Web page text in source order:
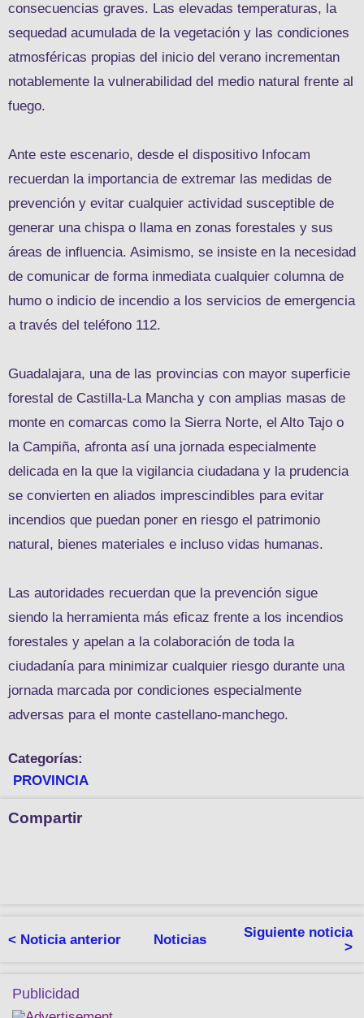
consecuencias graves. Las elevadas temperaturas, la
sequedad acumulada de la vegetación y las condiciones
atmosféricas propias del inicio del verano incrementan
notablemente la vulnerabilidad del medio natural frente al
fuego.
Ante este escenario, desde el dispositivo Infocam
recuerdan la importancia de extremar las medidas de
prevención y evitar cualquier actividad susceptible de
generar una chispa o llama en zonas forestales y sus
áreas de influencia. Asimismo, se insiste en la necesidad
de comunicar de forma inmediata cualquier columna de
humo o indicio de incendio a los servicios de emergencia
a través del teléfono 112.
Guadalajara, una de las provincias con mayor superficie
forestal de Castilla-La Mancha y con amplias masas de
monte en comarcas como la Sierra Norte, el Alto Tajo o
la Campiña, afronta así una jornada especialmente
delicada en la que la vigilancia ciudadana y la prudencia
se convierten en aliados imprescindibles para evitar
incendios que puedan poner en riesgo el patrimonio
natural, bienes materiales e incluso vidas humanas.
Las autoridades recuerdan que la prevención sigue
siendo la herramienta más eficaz frente a los incendios
forestales y apelan a la colaboración de toda la
ciudadanía para minimizar cualquier riesgo durante una
jornada marcada por condiciones especialmente
adversas para el monte castellano-manchego.
Categorías:
PROVINCIA
Compartir
< Noticia anterior Noticias
Siguiente noticia
>
Publicidad